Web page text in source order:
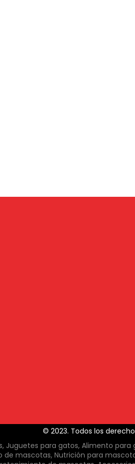
© 2023. Todos los
para gatos, Alimento
mascotas, Nutrición para